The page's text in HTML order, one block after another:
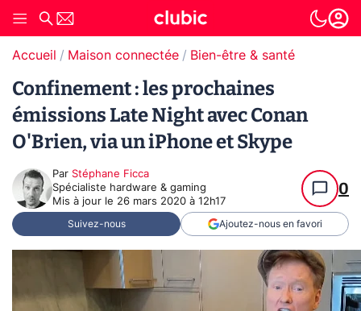
Accueil Maison connectée Bien-être & santé
Confinement : les prochaines
émissions Late Night avec Conan
O'Brien, via un iPhone et Skype
Par Stéphane Ficca
Spécialiste hardware & gaming
Mis à jour le 26 mars 2020 à 12h17
0
Suivez-nous Ajoutez-nous en favori